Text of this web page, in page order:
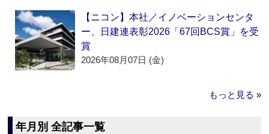
【ニコン】本社／イノベーションセンタ
ー、日建連表彰2026「67回BCS賞」を受
賞
2026年08月07日 (金)
もっと見る »
年月別 全記事一覧